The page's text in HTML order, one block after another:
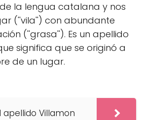
la lengua catalana y nos
(''vila'') con abundante
(''grasa''). Es un apellido
significa que se originó a
de un lugar.
apellido Villamon